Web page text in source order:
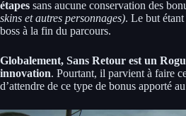
étapes sans aucune conservation des
skins et autres personnages). Le but
boss à la fin du parcours.
Globalement, Sans Retour est un
innovation. Pourtant, il parvient à faire
d’attendre de ce type de bonus apporté